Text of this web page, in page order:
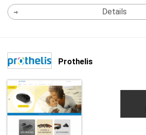
Details
Prothelis